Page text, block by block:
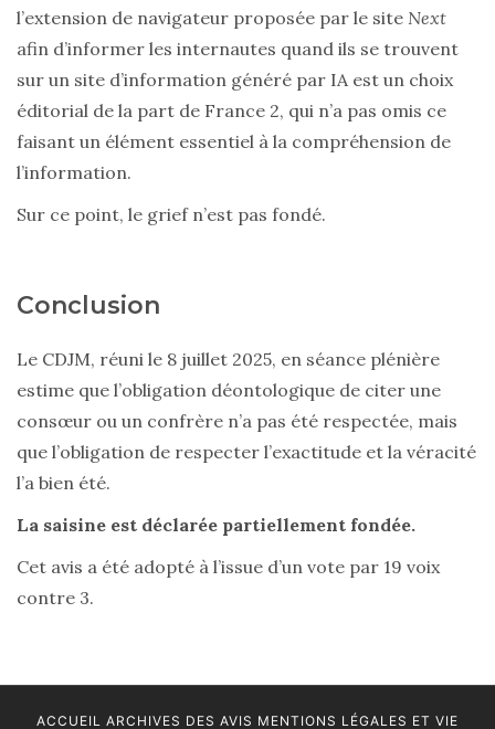
l’extension de navigateur proposée par le site Next
afin d’informer les internautes quand ils se trouvent
sur un site d’information généré par IA est un choix
éditorial de la part de France 2, qui n’a pas omis ce
faisant un élément essentiel à la compréhension de
l’information.
Sur ce point, le grief n’est pas fondé.
Conclusion
Le CDJM, réuni le 8 juillet 2025, en séance plénière
estime que l’obligation déontologique de citer une
consœur ou un confrère n’a pas été respectée, mais
que l’obligation de respecter l’exactitude et la véracité
l’a bien été.
La saisine est déclarée partiellement fondée.
Cet avis a été adopté à l’issue d’un vote par 19 voix
contre 3.
ACCUEIL ARCHIVES DES AVIS MENTIONS LÉGALES ET VIE